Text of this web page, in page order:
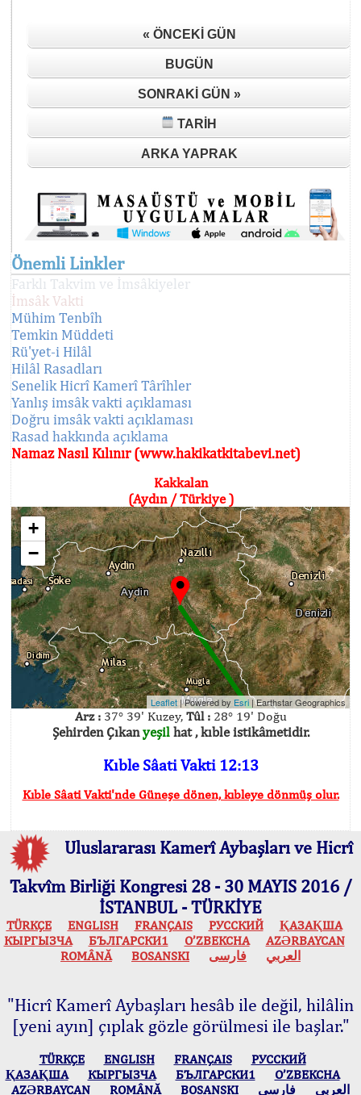
« ÖNCEKI GÜN
BUGÜN
SONRAKI GÜN »
TARIH
ARKA YAPRAK
Önemli Linkler
Farklı Takvim ve İmsâkiyeler
İmsâk Vakti
Mühim Tenbîh
Temkin Müddeti
Rü'yet-i Hilâl
Hilâl Rasadları
Senelik Hicrî Kamerî Târîhler
Yanlış imsâk vakti açıklaması
Doğru imsâk vakti açıklaması
Rasad hakkında açıklama
Namaz Nasıl Kılınır (www.hakikatkitabevi.net)
Kakkalan
(Aydın / Türkiye )
+
−
Leaflet | Powered by Esri|Earthstar Geographics
Arz :37° 39' Kuzey, Tûl :28° 19' Doğu
Şehirden Çıkanyeşilhat , kıble istikâmetidir.
Kıble Sâati Vakti 12:13
Kıble Sâati Vakti'nde Güneşe dönen, kıbleye dönmüş olur.
Uluslararası Kamerî Aybaşları ve Hicrî
Takvîm Birliği Kongresi 28 - 30 MAYIS 2016 /
İSTANBUL - TÜRKİYE
TÜRKÇE ENGLISH FRANÇAIS РУССКИЙ
ҚАЗАҚША
КЫPГЫЗЧA
БЪЛГАРСКИ1 O’ZBEKCHA
AZӘRBAYCAN
ROMÂNĂ
BOSANSKI العربي فارسی
"Hicrî Kamerî Aybaşları hesâb ile değil, hilâlin
[yeni ayın] çıplak gözle görülmesi ile başlar."
TÜRKÇE ENGLISH FRANÇAIS
РУССКИЙ
ҚАЗАҚША
КЫPГЫЗЧA БЪЛГАРСКИ1
O’ZBEKCHA
AZӘRBAYCAN
ROMÂNĂ BOSANSKI العربي فارسی